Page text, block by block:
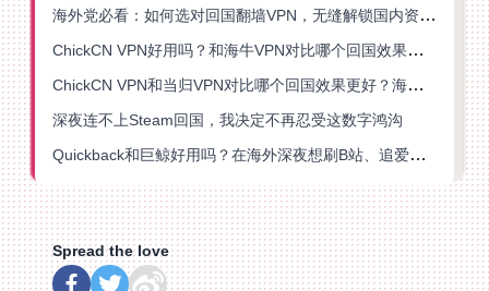
海外党必看：如何选对回国翻墙VPN，无缝解锁国内资源？
ChickCN VPN好用吗？和海牛VPN对比哪个回国效果更好？
ChickCN VPN和当归VPN对比哪个回国效果更好？海外党亲测后选了它
深夜连不上Steam回国，我决定不再忍受这数字鸿沟
Quickback和巨鲸好用吗？在海外深夜想刷B站、追爱奇艺的你，或许正需要这份答案
Spread the love